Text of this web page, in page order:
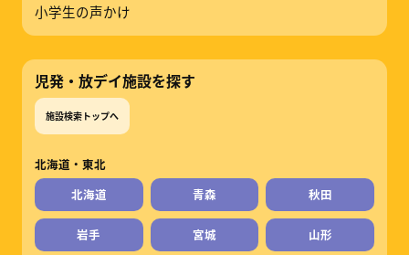
小学生の声かけ
児発・放デイ施設を探す
施設検索トップへ
北海道・東北
北海道
青森 秋田
岩手 宮城 山形